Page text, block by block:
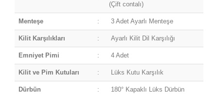
(Çift contalı)
Menteşe : 3 Adet Ayarlı Menteşe
Kilit Karşılıkları : Ayarlı Kilit Dil Karşılığı
Emniyet Pimi : 4 Adet
Kilit ve Pim Kutuları : Lüks Kutu Karşılık
Dürbün : 180° Kapaklı Lüks Dürbün